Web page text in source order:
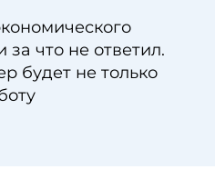
за что не ответил.
будет не только